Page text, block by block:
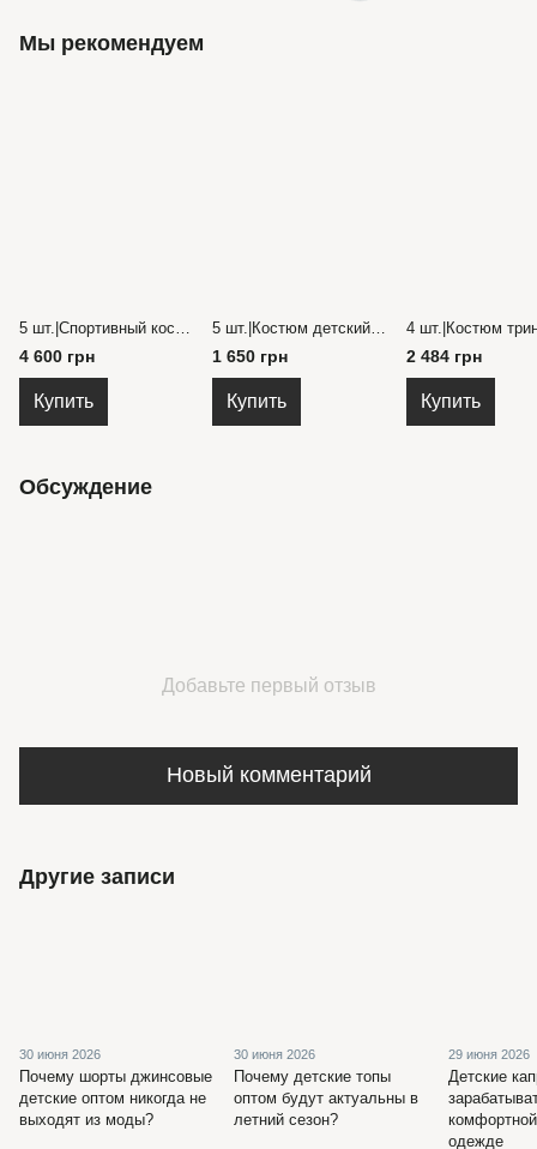
Мы рекомендуем
4 600 грн
Купить
1 650 грн
Купить
2 484 грн
Купить
Обсуждение
Добавьте первый отзыв
Новый комментарий
Другие записи
30 июня 2026
Почему шорты джинсовые
детские оптом никогда не
выходят из моды?
30 июня 2026
Почему детские топы
оптом будут актуальны в
летний сезон?
29 июня 2026
Детские
одежде